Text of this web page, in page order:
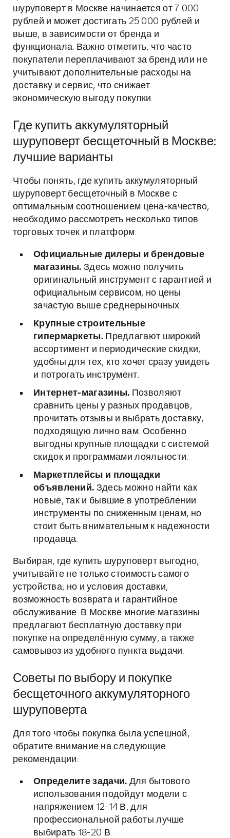
шуруповерт в Москве начинается от 7 000
рублей и может достигать 25 000 рублей и
выше, в зависимости от бренда и
функционала. Важно отметить, что часто
покупатели переплачивают за бренд или не
учитывают дополнительные расходы на
доставку и сервис, что снижает
экономическую выгоду покупки.
Где купить аккумуляторный
шуруповерт бесщеточный в Москве:
лучшие варианты
Чтобы понять, где купить аккумуляторный
шуруповерт бесщеточный в Москве с
оптимальным соотношением цена-качество,
необходимо рассмотреть несколько типов
торговых точек и платформ:
Официальные дилеры и брендовые
магазины. Здесь можно получить
оригинальный инструмент с гарантией и
официальным сервисом, но цены
зачастую выше среднерыночных.
Крупные строительные
гипермаркеты.Предлагают широкий
ассортимент и периодические скидки,
удобны для тех, кто хочет сразу увидеть
и потрогать инструмент.
Интернет-магазины. Позволяют
сравнить цены у разных продавцов,
прочитать отзывы и выбрать доставку,
подходящую лично вам. Особенно
выгодны крупные площадки с системой
скидок и программами лояльности.
Маркетплейсы и площадки
объявлений. Здесь можно найти как
новые, так и бывшие в употреблении
инструменты по сниженным ценам, но
стоит быть внимательным к надежности
продавца.
Выбирая, где купить шуруповерт выгодно,
учитывайте не только стоимость самого
устройства, но и условия доставки,
возможность возврата и гарантийное
обслуживание. В Москве многие магазины
предлагают бесплатную доставку при
покупке на определённую сумму, а также
самовывоз из удобного пункта выдачи.
Советы по выбору и покупке
бесщеточного аккумуляторного
шуруповерта
Для того чтобы покупка была успешной,
обратите внимание на следующие
рекомендации:
Определите задачи. Для бытового
использования подойдут модели с
напряжением 12-14 В, для
профессиональной работы лучше
выбирать 18-20 В.